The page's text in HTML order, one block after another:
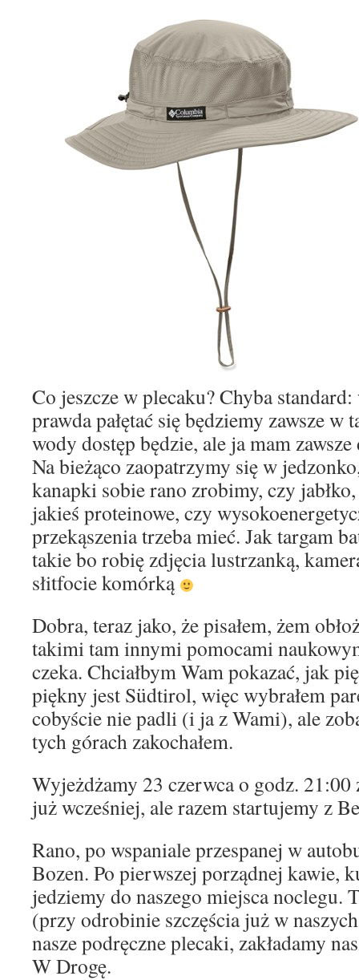
Co jeszcze w plecaku? Chyba
prawda pałętać się będziemy zawsze
wody dostęp będzie, ale ja mam
Na bieżąco zaopatrzymy się w
kanapki sobie rano zrobimy, czy
jakieś proteinowe, czy
przekąszenia trzeba mieć. Jak targam
takie bo robię zdjęcia lustrzanką,
słitfocie komórką
Dobra, teraz jako, że pisałem, żem
takimi tam innymi pomocami
czeka. Chciałbym Wam pokazać, jak
piękny jest Südtirol, więc wybrałem
cobyście nie padli (i ja z Wami), ale
tych górach zakochałem.
Wyjeżdżamy 23 czerwca o godz.
już wcześniej, ale razem startujemy z
Rano, po wspaniale przespanej w
Bozen. Po pierwszej porządnej kawie,
jedziemy do naszego miejsca noclegu.
(przy odrobinie szczęścia już w
nasze podręczne plecaki, zakładamy
W Drogę.